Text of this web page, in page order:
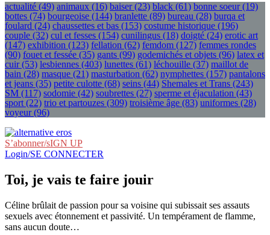
actualité (49) animaux (16) baiser(23) black (61) bonne soeur(19)
bottes (74) bourgeoise (144) branlette (89) bureau (28) burqa et
foulard (24) chaussettes et bas (153) costume historique (196)
couple (32) cul et fesses (154) cunilingus (18) doigté (24) erotic art
(147) exhibition (123) fellation (62) femdom (127) femmes rondes
(90) fouet et fessée (35) gants (99) godemichés et objets (96) latex et
cuir(53) lesbiennes (403) lunettes (61) léchouille (37) maillot de
bain (28) masque (21) masturbation (62) nymphettes (157) pantalons
et jeans (35) petite culotte (68) seins (44) Shemales et Trans (243)
SM (117) sodomie (42) soubrettes (27) sperme et éjaculation (43)
sport (22) trio et partouzes (309) troisième âge (83) uniformes (28)
voyeur(96)
S’abonner/sIGN UP
Login/SE CONNECTER
Toi, je vais te faire jouir
Céline brûlait de passion pour sa voisine qui subissait ses assauts
sexuels avec étonnement et passivité. Un tempérament de flamme,
sans aucun doute…